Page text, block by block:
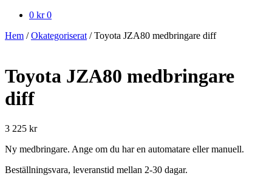
0 kr 0
Hem /Okategoriserat /Toyota JZA80 medbringare diff
Toyota JZA80 medbringare
diff
3 225 kr
Ny medbringare. Ange om du har en automatare eller manuell.
Beställningsvara, leveranstid mellan 2-30 dagar.